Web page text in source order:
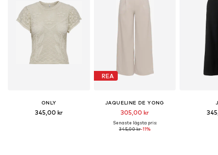
ONLY
345,00 kr
REA
JAQUELINE DE YONG
305,00 kr
Senaste lägsta pris:
345,00 kr-11%